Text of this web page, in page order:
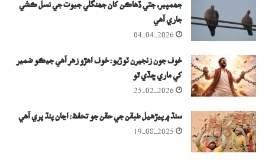
جھمپير، جتي ڏھاڪن کان جھنگلي جيوت جي نسل ڪشي
جاري آھي
04-04-2026
خوف جون زنجيرن ٽوڙيو: خوف اھڙو زھر آھي جيڪو ضمير
کي ماري ڇڏي ٿو
25-02-2026
سنڌ ۾ پيڙھيل طبقن جي حقن جو تحفظ: اڃان پنڌ پري آھي
19-08-2025